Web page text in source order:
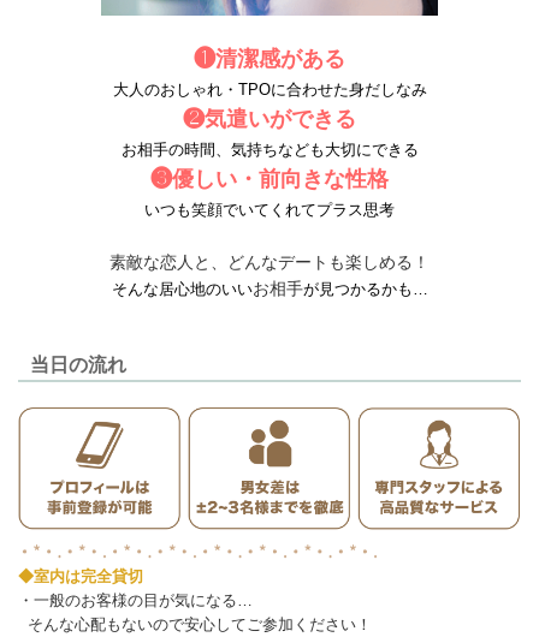
❶清潔感がある
大人のおしゃれ・TPOに合わせた身だしなみ
❷気遣いができる
お相手の時間、気持ちなども大切にできる
❸優しい・前向きな性格
いつも笑顔でいてくれてプラス思考
素敵な恋人と、どんなデートも楽しめる！
そんな居心地のいいお相手が見つかるかも…
当日の流れ
◆室内は完全貸切
・一般のお客様の目が気になる…
そんな心配もないので安心してご参加ください！